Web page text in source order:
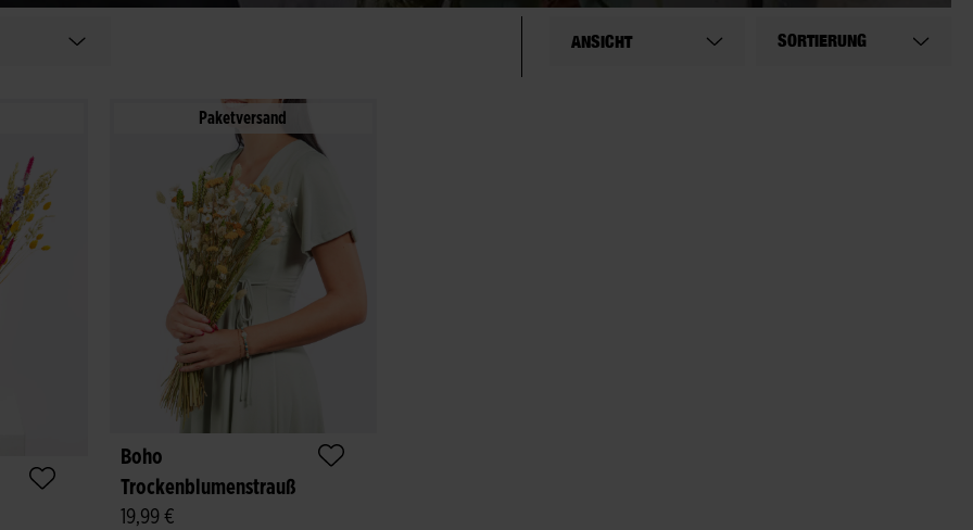
ANSICHT SORTIERUNG
Paketversand
Boho
Trockenblumenstrauß
19,99 €